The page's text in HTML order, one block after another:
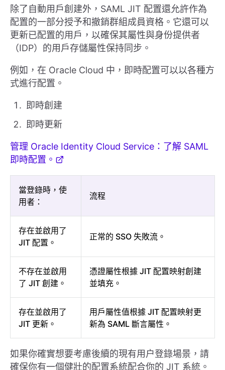
除了自動用戶創建外，SAML JIT 配置還允許作為
配置的一部分授予和撤銷群組成員資格。它還可以
更新已配置的用戶，以確保其屬性與身份提供者
（IDP）的用戶存儲屬性保持同步。
例如，在 Oracle Cloud 中，即時配置可以以各種方
式進行配置。
即時創建
即時更新
管理 Oracle Identity Cloud Service：了解 SAML
即時配置。
當登錄時，使
用者：
流程
存在並啟用了
JIT 配置。
正常的 SSO 失敗流。
不存在並啟用
了 JIT 創建。
憑證屬性根據 JIT 配置映射創建
並填充。
存在並啟用了
JIT 更新。
用戶屬性值根據 JIT 配置映射更
新為 SAML 斷言屬性。
如果你確實想要考慮後續的現有用户登錄場景，請
確保你有一個健壯的配置系統配合你的 JIT 系統。